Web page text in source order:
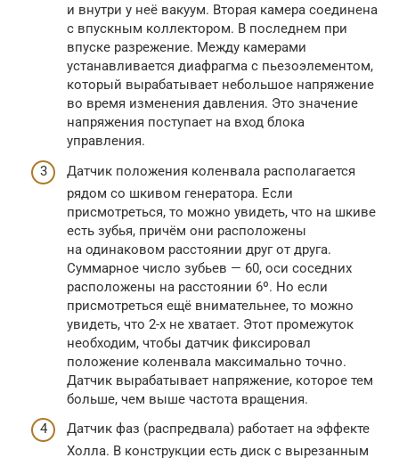
и внутри у неё вакуум. Вторая камера соединена
с впускным коллектором. В последнем при
впуске разрежение. Между камерами
устанавливается диафрагма с пьезоэлементом,
который вырабатывает небольшое напряжение
во время изменения давления. Это значение
напряжения поступает на вход блока
управления.
Датчик положения коленвала располагается
рядом со шкивом генератора. Если
присмотреться, то можно увидеть, что на шкиве
есть зубья, причём они расположены
на одинаковом расстоянии друг от друга.
Суммарное число зубьев — 60, оси соседних
расположены на расстоянии 6º. Но если
присмотреться ещё внимательнее, то можно
увидеть, что 2-х не хватает. Этот промежуток
необходим, чтобы датчик фиксировал
положение коленвала максимально точно.
Датчик вырабатывает напряжение, которое тем
больше, чем выше частота вращения.
Датчик фаз (распредвала) работает на эффекте
Холла. В конструкции есть диск с вырезанным